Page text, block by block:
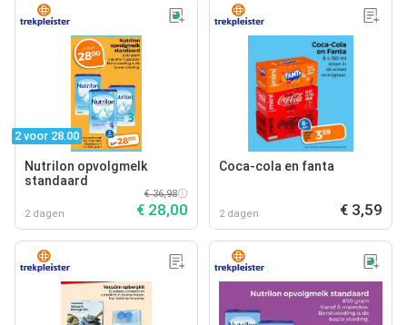
2 voor 28.00
Nutrilon opvolgmelk
standaard
2 dagen
€ 36,98
€ 28,00
Coca-cola en fanta
2 dagen € 3,59